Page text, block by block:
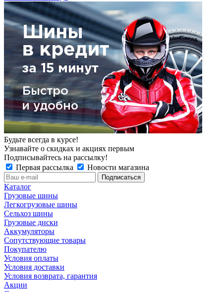
Будьте всегда в курсе!
Узнавайте о скидках и акциях первым
Подписывайтесь на рассылку!
Первая рассылка
Новости магазина
Каталог
Грузовые шины
Легкогрузовые шины
Сельхоз шины
Грузовые диски
Аккумуляторы
Сопутствующие товары
Покупателю
Условия оплаты
Условия доставки
Условия возврата, гарантия
Акции